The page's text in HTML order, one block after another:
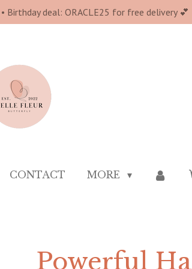
Birthday deal: ORACLE25 for free delivery 💕
CONTACT MORE
Powerful